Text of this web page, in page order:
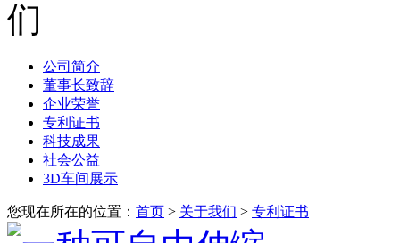
公司简介
董事长致辞
企业荣誉
专利证书
科技成果
社会公益
3D车间展示
您现在所在的位置： 首页 > 关于我们 > 专利证书